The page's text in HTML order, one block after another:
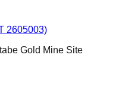
2605003)
Gold Mine Site